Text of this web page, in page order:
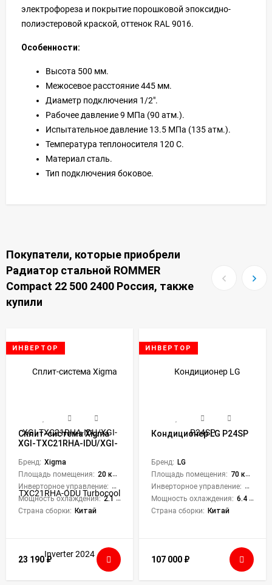
электрофореза и покрытие порошковой эпоксидно-
полиэстеровой краской, оттенок RAL 9016.
Особенности:
Высота 500 мм.
Межосевое расстояние 445 мм.
Диаметр подключения 1/2".
Рабочее давление 9 МПа (90 атм.).
Испытательное давление 13.5 МПа (135 атм.).
Температура теплоносителя 120 С.
Материал сталь.
Тип подключения боковое.
Покупатели, которые приобрели
Радиатор стальной ROMMER
Compact 22 500 2400 Россия, также
купили
ИНВЕРТОР
Сплит-система Xigma
XGI-TXC21RHA-IDU/XGI-
Turbocool Inverter 2024
Бренд: Xigma
Площадь помещения: 20 кв. м.
Инверторное управление: Да
Мощность охлаждения: 2.1 кВт
Страна сборки: Китай
23 190₽
ИНВЕРТОР
Кондиционер LG P24SP
Бренд: LG
Площадь помещения: 70 кв. м.
Инверторное управление: Да
Мощность охлаждения: 6.4 кВт
Страна сборки: Китай
107 000 ₽